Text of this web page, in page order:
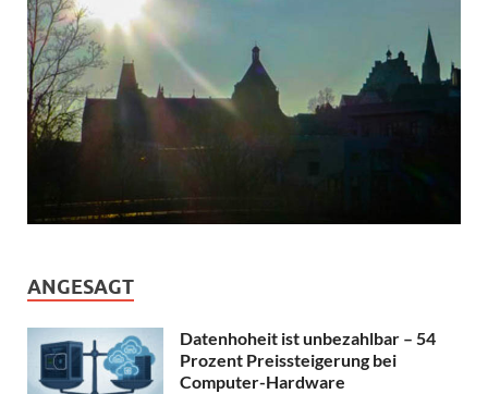
ANGESAGT
Datenhoheit ist unbezahlbar – 54
Prozent Preissteigerung bei
Computer-Hardware